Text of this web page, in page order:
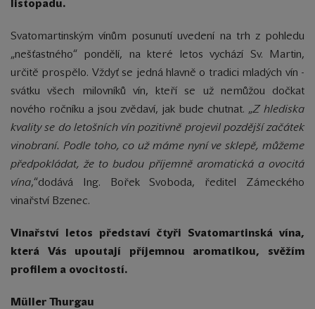
listopadu.
Svatomartinským vínům posunutí uvedení na trh z pohledu
„nešťastného“ pondělí, na které letos vychází Sv. Martin,
určitě prospělo. Vždyť se jedná hlavně o tradici mladých vín -
svátku všech milovníků vín, kteří se už nemůžou dočkat
nového ročníku a jsou zvědaví, jak bude chutnat. „Z hlediska
kvality se do letošních vín pozitivně projevil pozdější začátek
vinobraní. Podle toho, co už máme nyní ve sklepě, můžeme
předpokládat, že to budou příjemně aromatická a ovocitá
vína,“dodává Ing. Bořek Svoboda, ředitel Zámeckého
vinařství Bzenec.
Vinařství letos představí čtyři Svatomartinská vína,
která Vás upoutají příjemnou aromatikou, svěžím
profilem a ovocitostí.
Müller Thurgau